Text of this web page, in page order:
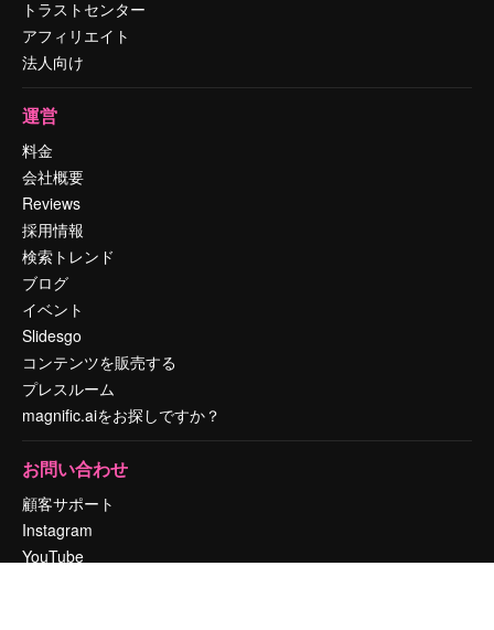
トラストセンター
アフィリエイト
法人向け
運営
料金
会社概要
Reviews
採用情報
検索トレンド
ブログ
イベント
Slidesgo
コンテンツを販売する
プレスルーム
magnific.aiをお探しですか？
お問い合わせ
顧客サポート
Instagram
YouTube